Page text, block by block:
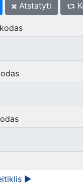
Atstatyti
►